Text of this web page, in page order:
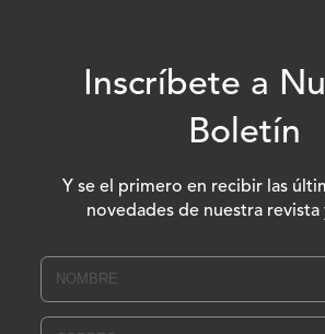
Inscríbete a
Boletín
Y se el primero en recibir las
novedades de nuestra revista